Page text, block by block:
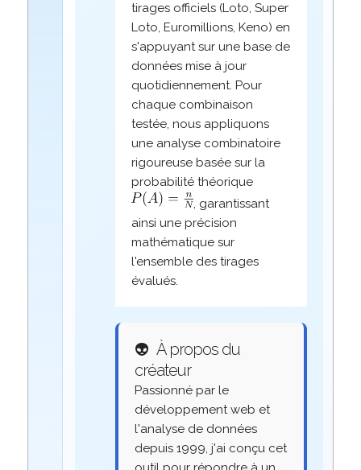
tirages officiels (Loto, Super
Loto, Euromillions, Keno) en
s'appuyant sur une base de
données mise à jour
quotidiennement. Pour
chaque combinaison
testée, nous appliquons
une analyse combinatoire
rigoureuse basée sur la
probabilité théorique
, garantissant
ainsi une précision
mathématique sur
l'ensemble des tirages
évalués.
👽 À propos du
créateur
Passionné par le
développement web et
l'analyse de données
depuis 1999, j'ai conçu cet